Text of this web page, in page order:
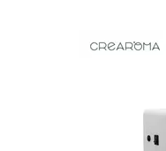
CITAAT